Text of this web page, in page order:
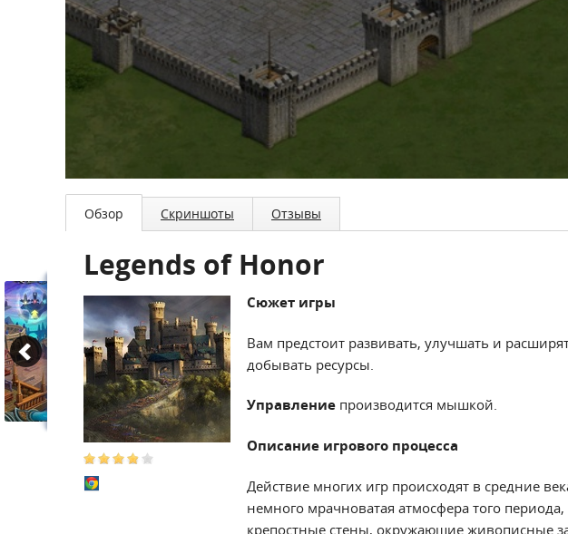
Обзор Скриншоты Отзывы
Legends of Honor
Сюжет игры
Вам предстоит развивать, улучшать и
добывать ресурсы.
Управление производится мышкой.
Описание игрового процесса
Действие многих игр происходят в средние
немного мрачноватая атмосфера того
крепостные стены, окружающие живописные